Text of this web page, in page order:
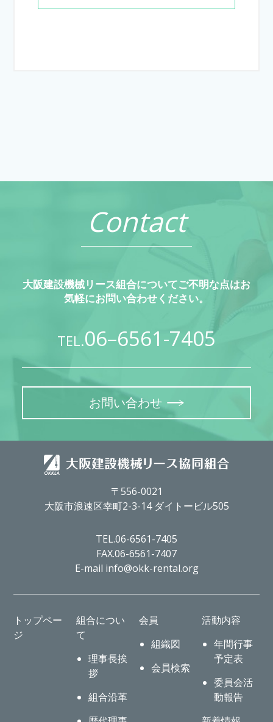
Contact
大阪建設機械リース組合についてご不明な点はお
気軽にお問い合わせください。
TEL.06–6561-7405
お問い合わせ
〒556-0021
大阪市浪速区幸町2-3-14 ダイトービル505
TEL.06-6561-7405
FAX.06-6561-7407
E-mail info@okk-rental.org
トップペー
ジ
組合につい
て
理事長挨
拶
組合沿革
会員
組織図
会員検索
活動内容
年間行事
予定表
委員会活
動報告